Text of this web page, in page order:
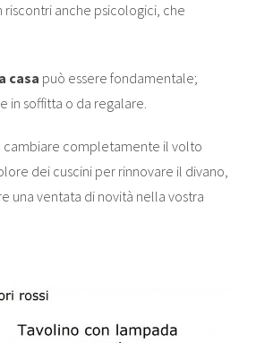
anche psicologici, che
casa può essere fondamentale;
in soffitta o da regalare.
cambiare completamente il volto
dei cuscini per rinnovare il divano,
una ventata di novità nella vostra